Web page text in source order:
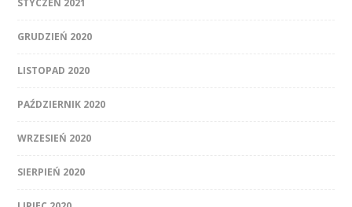
STYCZEŃ 2021
GRUDZIEŃ 2020
LISTOPAD 2020
PAŹDZIERNIK 2020
WRZESIEŃ 2020
SIERPIEŃ 2020